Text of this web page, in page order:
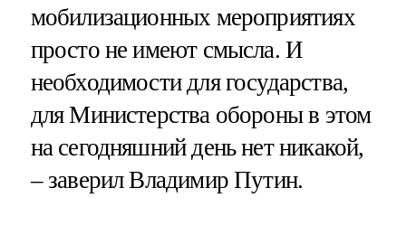
мобилизационных мероприятиях
просто не имеют смысла. И
необходимости для государства,
для Министерства обороны в этом
на сегодняшний день нет никакой,
– заверил Владимир Путин.